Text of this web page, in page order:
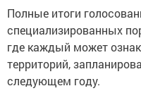
Полные итоги
специализированных
где каждый может
территорий,
следующем году.